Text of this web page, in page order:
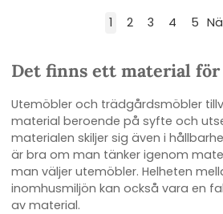
1 2 3 4 5
Det finns ett material för
Utemöbler och trädgårdsmöbler
material beroende på syfte och
materialen skiljer sig även i
är bra om man tänker igenom
man väljer utemöbler. Helheten
inomhusmiljön kan också vara en
av material.